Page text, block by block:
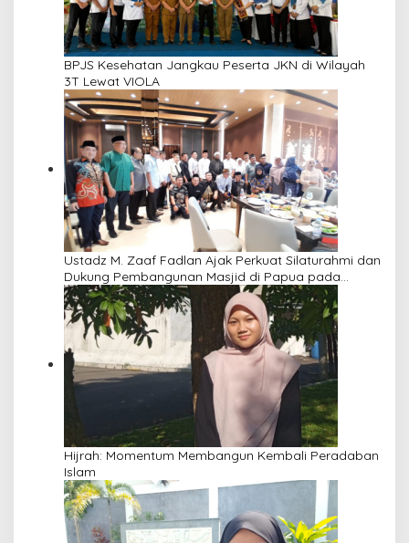
BPJS Kesehatan Jangkau Peserta JKN di Wilayah
3T Lewat VIOLA
Ustadz M. Zaaf Fadlan Ajak Perkuat Silaturahmi dan
Dukung Pembangunan Masjid di Papua pada
Pengajian Yayasan Alimbas Insan Cita
Hijrah: Momentum Membangun Kembali Peradaban
Islam